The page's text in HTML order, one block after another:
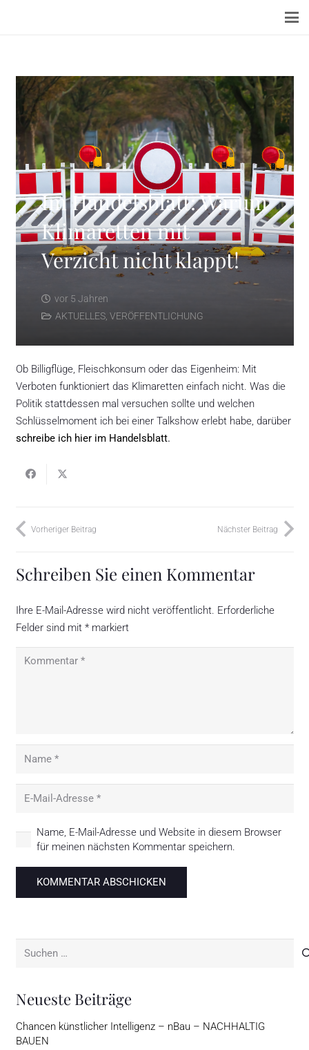
Im Handelsblatt: Warum
Klimaretten mit
Verzicht nicht klappt!
vor 5 Jahren
AKTUELLES ,VERÖFFENTLICHUNG
Ob Billigflüge, Fleischkonsum oder das Eigenheim: Mit
Verboten funktioniert das Klimaretten einfach nicht. Was die
Politik stattdessen mal versuchen sollte und welchen
Schlüsselmoment ich bei einer Talkshow erlebt habe, darüber
schreibe ich hier im Handelsblatt.
Vorheriger Beitrag Nächster Beitrag
Schreiben Sie einen Kommentar
Ihre E-Mail-Adresse wird nicht veröffentlicht. Erforderliche
Felder sind mit *markiert
Name, E-Mail-Adresse und Website in diesem Browser
für meinen nächsten Kommentar speichern.
KOMMENTAR ABSCHICKEN
Suchen
Neueste Beiträge
Chancen künstlicher Intelligenz – nBau – NACHHALTIG
BAUEN